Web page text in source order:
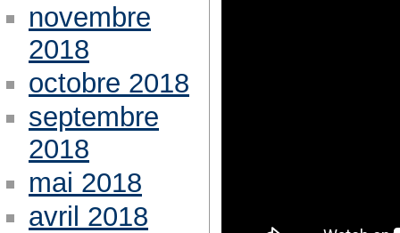
novembre
2018
octobre 2018
septembre
2018
mai 2018
avril 2018